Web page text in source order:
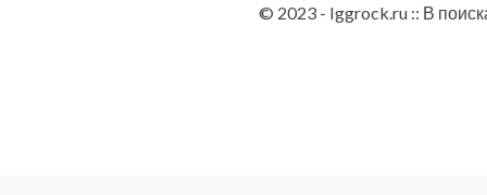
© 2023 - Iggrock.ru :: В